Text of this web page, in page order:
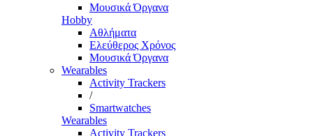
Μουσικά Όργανα
Hobby
Αθλήματα
Ελεύθερος Χρόνος
Μουσικά Όργανα
Wearables
Activity Trackers
/
Smartwatches
Wearables
Activity Trackers